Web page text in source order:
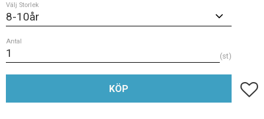
Välj Storlek
Antal
st
KÖP Lägg